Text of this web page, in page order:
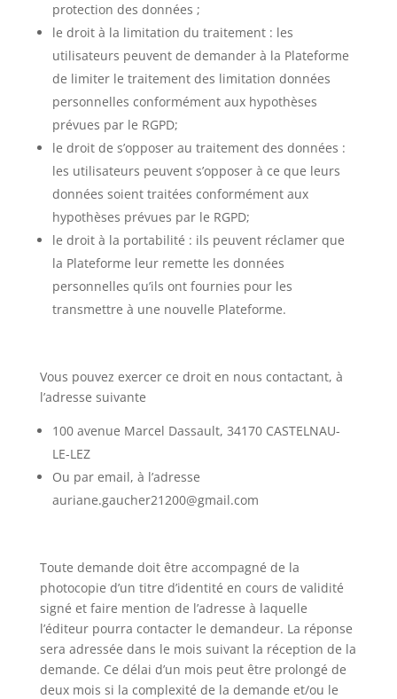
protection des données ;
le droit à la limitation du traitement : les
utilisateurs peuvent de demander à la Plateforme
de limiter le traitement des limitation données
personnelles conformément aux hypothèses
prévues par le RGPD;
le droit de s’opposer au traitement des données :
les utilisateurs peuvent s’opposer à ce que leurs
données soient traitées conformément aux
hypothèses prévues par le RGPD;
le droit à la portabilité : ils peuvent réclamer que
la Plateforme leur remette les données
personnelles qu’ils ont fournies pour les
transmettre à une nouvelle Plateforme.
Vous pouvez exercer ce droit en nous contactant, à
l’adresse suivante
100 avenue Marcel Dassault, 34170 CASTELNAU-
LE-LEZ
Ou par email, à l’adresse
auriane.gaucher21200@gmail.com
Toute demande doit être accompagné de la
photocopie d’un titre d’identité en cours de validité
signé et faire mention de l’adresse à laquelle
l’éditeur pourra contacter le demandeur. La réponse
sera adressée dans le mois suivant la réception de la
demande. Ce délai d’un mois peut être prolongé de
deux mois si la complexité de la demande et/ou le